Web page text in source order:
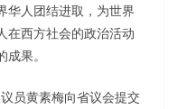
华人团结进取，为世界
在西方社会的政治活动
果。
员黄素梅向省议会提交